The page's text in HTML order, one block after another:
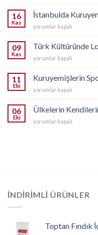
için
16
Kas
İstanbulda
İstanbulda
Nereden
için
yorumlar kapalı
09
Kas
Türk Kültüründe
Türk
Lokum
Türk
için
yorumlar kapalı
11
Eki
Kuruyemişlerin
Kuruyemişlerin
Etkisi
yorumlar kapalı
06
Eki
Ülkelerin
Ülkelerin
yorumlar kapalı
İNDIRIMLI ÜRÜNLER
Toptan Fındık